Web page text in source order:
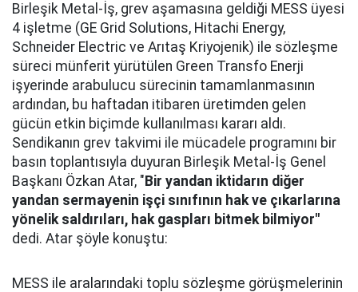
Birleşik Metal-İş, grev aşamasına geldiği MESS üyesi
4 işletme (GE Grid Solutions, Hitachi Energy,
Schneider Electric ve Arıtaş Kriyojenik) ile sözleşme
süreci münferit yürütülen Green Transfo Enerji
işyerinde arabulucu sürecinin tamamlanmasının
ardından, bu haftadan itibaren üretimden gelen
gücün etkin biçimde kullanılması kararı aldı.
Sendikanın grev takvimi ile mücadele programını bir
basın toplantısıyla duyuran Birleşik Metal-İş Genel
Başkanı Özkan Atar, " Bir yandan iktidarın diğer
yandan sermayenin işçi sınıfının hak ve çıkarlarına
yönelik saldırıları, hak gaspları bitmek bilmiyor"
dedi. Atar şöyle konuştu:
MESS ile aralarındaki toplu sözleşme görüşmelerinin